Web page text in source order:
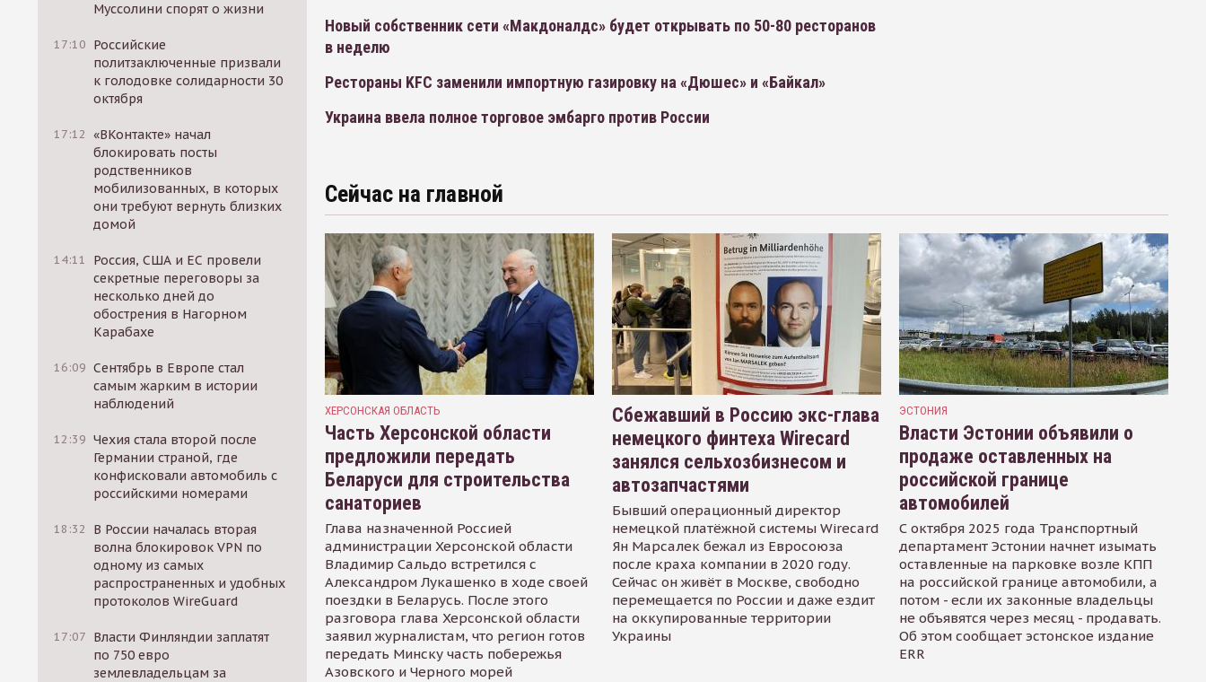
Муссолини спорят о жизни
17:10 Российские
политзаключенные призвали
к голодовке солидарности 30
октября
17:12 «ВКонтакте» начал
блокировать посты
родственников
мобилизованных, в которых
они требуют вернуть близких
домой
14:11
Россия, США и ЕС провели
секретные переговоры за
несколько дней до
обострения в Нагорном
Карабахе
16:09 Сентябрь в Европе стал
самым жарким в истории
наблюдений
12:39 Чехия стала второй после
Германии страной, где
конфисковали автомобиль с
российскими номерами
18:32
В России началась вторая
волна блокировок VPN по
одному из самых
распространенных и удобных
протоколов WireGuard
17:07 Власти Финляндии заплатят
по 750 евро
землевладельцам за
Новый собственник сети «Макдоналдс» будет открывать по 50-80 ресторанов
в неделю
Рестораны KFC заменили импортную газировку на «Дюшес» и «Байкал»
Украина ввела полное торговое эмбарго против России
Сейчас на главной
ХЕРСОНСКАЯ ОБЛАСТЬ
Часть Херсонской области
предложили передать
Беларуси для строительства
санаториев
Глава назначенной Россией
администрации Херсонской области
Владимир Сальдо встретился с
Александром Лукашенко в ходе своей
поездки в Беларусь. После этого
разговора глава Херсонской области
заявил журналистам, что регион готов
передать Минску часть побережья
Азовского и Черного морей
Сбежавший в Россию экс-глава
немецкого финтеха Wirecard
занялся сельхозбизнесом и
автозапчастями
Бывший операционный директор
немецкой платёжной системы Wirecard
Ян Марсалек бежал из Евросоюза
после краха компании в 2020 году.
Сейчас он живёт в Москве, свободно
перемещается по России и даже ездит
на оккупированные территории
Украины
ЭСТОНИЯ
Власти Эстонии объявили о
продаже оставленных на
российской границе
автомобилей
С октября 2025 года Транспортный
департамент Эстонии начнет изымать
оставленные на парковке возле КПП
на российской границе автомобили, а
потом - если их законные владельцы
не объявятся через месяц - продавать.
Об этом сообщает эстонское издание
ERR